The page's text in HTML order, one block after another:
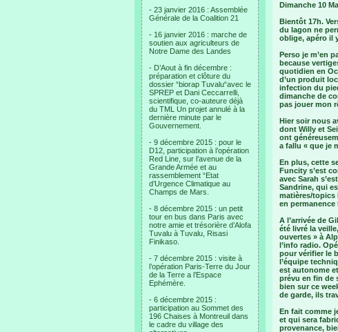
- 23 janvier 2016 : Assemblée
Générale de la Coalition 21
- 16 janvier 2016 : marche de
soutien aux agriculteurs de
Notre Dame des Landes
- D’Aout à fin décembre :
préparation et clôture du
dossier “biorap Tuvalu“avec le
SPREP et Dani Ceccarrelli,
scientifique, co-auteure déjà
du TML Un projet annulé à la
dernière minute par le
Gouvernement.
- 9 décembre 2015 : pour le
D12, participation à l’opération
Red Line, sur l’avenue de la
Grande Armée et au
rassemblement “Etat
d’Urgence Climatique au
Champs de Mars.
- 8 décembre 2015 : un petit
tour en bus dans Paris avec
notre amie et trésorière d’Alofa
Tuvalu à Tuvalu, Risasi
Finikaso.
- 7 décembre 2015 : visite à
l’opération Paris-Terre du Jour
de la Terre a l’Espace
Ephémère.
- 6 décembre 2015 :
participation au Sommet des
196 Chaises à Montreuil dans
le cadre du village des
Dimanche 10
Bientôt 17h.
du lagon ne
oblige, apéro il
Perso je m’en
because
quotidien en
d’un produit
infection du
dimanche de
pas jouer mon
Hier soir nous
dont Willy et
ont
a fallu « que je
En plus, cette
Funcity s’est
avec Sarah
Sandrine, qui
matières/topics
en
A l’arrivée de
été livré la
ouvertes » à
l’info radio.
pour vérifier le
l’équipe
est autonome
prévu en fin de
bien sur ce
de garde, ils
En fait comme
et qui sera
provenance,